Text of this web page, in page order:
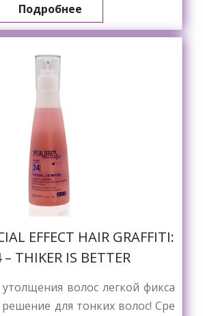
Подробнее
EFFECT HAIR GRAFFITI:
THIKER IS BETTER
волос легкой фикса
для тонких волос! Сре